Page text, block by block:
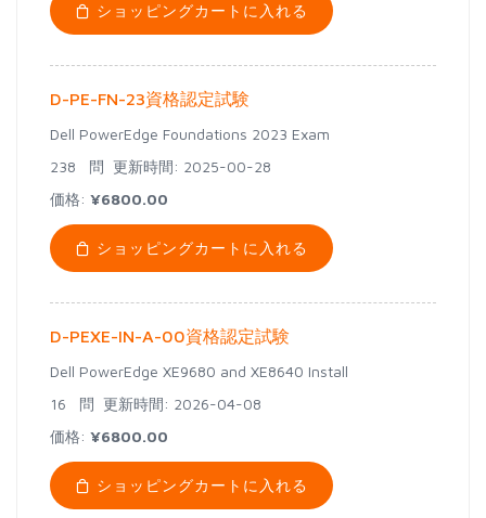
ショッピングカートに入れる
D-PE-FN-23資格認定試験
Dell PowerEdge Foundations 2023 Exam
238 問 更新時間: 2025-00-28
価格: ¥6800.00
ショッピングカートに入れる
D-PEXE-IN-A-00資格認定試験
Dell PowerEdge XE9680 and XE8640 Install
16 問 更新時間: 2026-04-08
価格: ¥6800.00
ショッピングカートに入れる